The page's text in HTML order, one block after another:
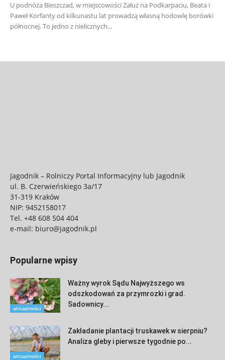
U podnóża Bieszczad, w miejscowości Załuż na Podkarpaciu, Beata i
Paweł Korfanty od kilkunastu lat prowadzą własną hodowlę borówki
północnej. To jedno z nielicznych...
Jagodnik – Rolniczy Portal Informacyjny lub Jagodnik
ul. B. Czerwieńskiego 3a/17
31-319 Kraków
NIP: 9452158017
Tel. +48 608 504 404
e-mail: biuro@jagodnik.pl
Popularne wpisy
aktualności
Ważny wyrok Sądu Najwyższego ws
odszkodowań za przymrozki i grad.
Sadownicy...
aktualności
Zakładanie plantacji truskawek w sierpniu?
Analiza gleby i pierwsze tygodnie po...